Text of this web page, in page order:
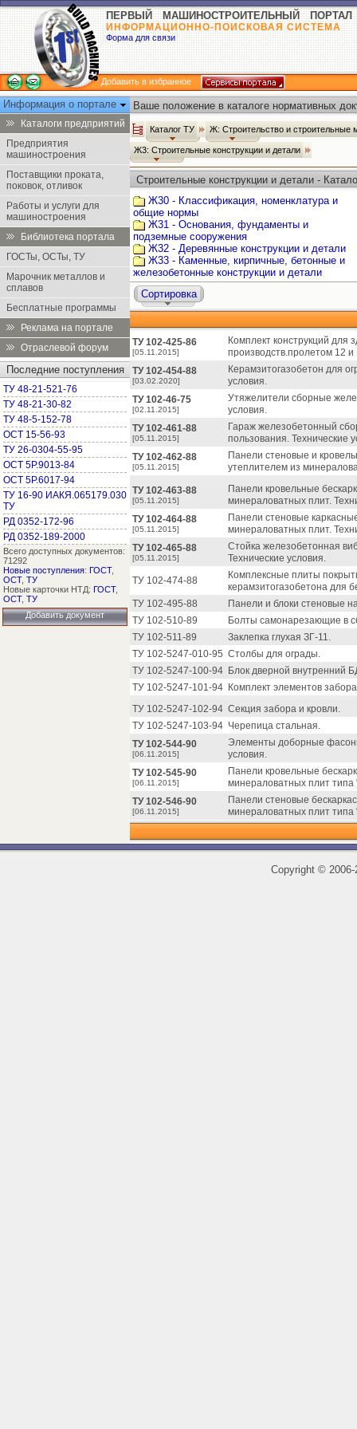
ПЕРВЫЙ МАШИНОСТРОИТЕЛЬНЫЙ ПОРТАЛ
ИНФОРМАЦИОННО-ПОИСКОВАЯ СИСТЕМА
Форма для связи
Добавить в избранное
Информация о портале
Каталоги предприятий
Предприятия
машиностроения
Поставщики проката,
поковок, отливок
Работы и услуги для
машиностроения
Библиотека портала
ГОСТы, ОСТы, ТУ
Марочник металлов и
сплавов
Бесплатные программы
Реклама на портале
Отраслевой форум
Последние поступления
ТУ 48-21-521-76
ТУ 48-21-30-82
ТУ 48-5-152-78
ОСТ 15-56-93
ТУ 26-0304-55-95
ОСТ 5Р.9013-84
ОСТ 5Р.6017-94
ТУ 16-90 ИАКЯ.065179.030
ТУ
РД 0352-172-96
РД 0352-189-2000
Всего доступных документов:
71292
Новые поступления: ГОСТ,
ОСТ, ТУ
Новые карточки НТД: ГОСТ,
ОСТ, ТУ
Добавить документ
Ваше положение в каталоге нормативных
Каталог ТУ Ж: Строительство и строительные
Ж3: Строительные конструкции и детали
Строительные конструкции и детали -
Ж30 - Классификация, номенклатура и
общие нормы
Ж31 - Основания, фундаменты и
подземные сооружения
Ж32 - Деревянные конструкции и детали
Ж33 - Каменные, кирпичные, бетонные и
железобетонные конструкции и детали
Сортировка
ТУ 102-425-86
[05.11.2015]
Комплект конструкций для
производств.пролетом 12 и
ТУ 102-454-88
[03.02.2020]
Керамзитогазобетон для
условия.
ТУ 102-46-75
[02.11.2015]
Утяжелители сборные
условия.
ТУ 102-461-88
[05.11.2015]
Гараж железобетонный
пользования. Технические
ТУ 102-462-88
[05.11.2015]
Панели стеновые и
утеплителем из
ТУ 102-463-88
[05.11.2015]
Панели кровельные
минераловатных плит.
ТУ 102-464-88
[05.11.2015]
Панели стеновые
минераловатных плит.
ТУ 102-465-88
[05.11.2015]
Стойка железобетонная
Технические условия.
ТУ 102-474-88
Комплексные плиты
керамзитогазобетона для
ТУ 102-495-88
Панели и блоки стеновые
ТУ 102-510-89
Болты самонарезающие в
ТУ 102-511-89
Заклепка глухая ЗГ-11.
ТУ 102-5247-010-95 Столбы для ограды.
ТУ 102-5247-100-94 Блок дверной внутренний
ТУ 102-5247-101-94 Комплект элементов
ТУ 102-5247-102-94 Секция забора и кровли.
ТУ 102-5247-103-94 Черепица стальная.
ТУ 102-544-90
[06.11.2015]
Элементы доборные
условия.
ТУ 102-545-90
[06.11.2015]
Панели кровельные
минераловатных плит типа
ТУ 102-546-90
[06.11.2015]
Панели стеновые
минераловатных плит типа
Copyright ©